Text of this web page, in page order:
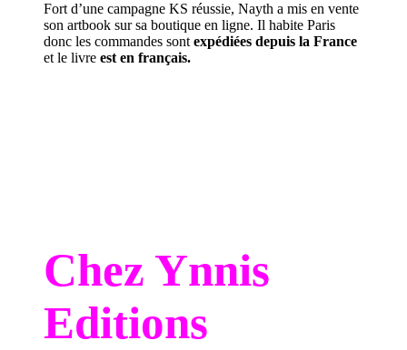
Fort d’une campagne KS réussie, Nayth a mis en vente
son artbook sur sa boutique en ligne. Il habite Paris
donc les commandes sont expédiées depuis la France
et le livre est en français.
Chez Ynnis
Editions